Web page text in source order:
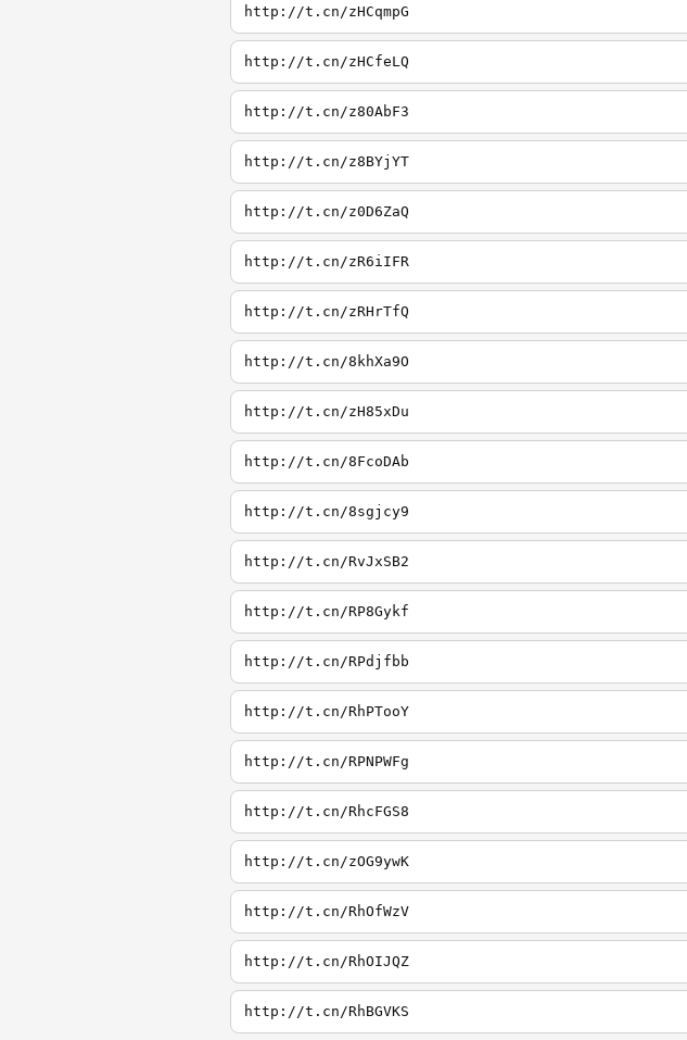
http://t.cn/zHCqmpG
http://t.cn/zHCfeLQ
http://t.cn/z80AbF3
http://t.cn/z8BYjYT
http://t.cn/z0D6ZaQ
http://t.cn/zR6iIFR
http://t.cn/zRHrTfQ
http://t.cn/8khXa9O
http://t.cn/zH85xDu
http://t.cn/8FcoDAb
http://t.cn/8sgjcy9
http://t.cn/RvJxSB2
http://t.cn/RP8Gykf
http://t.cn/RPdjfbb
http://t.cn/RhPTooY
http://t.cn/RPNPWFg
http://t.cn/RhcFGS8
http://t.cn/zOG9ywK
http://t.cn/RhOfWzV
http://t.cn/RhOIJQZ
http://t.cn/RhBGVKS